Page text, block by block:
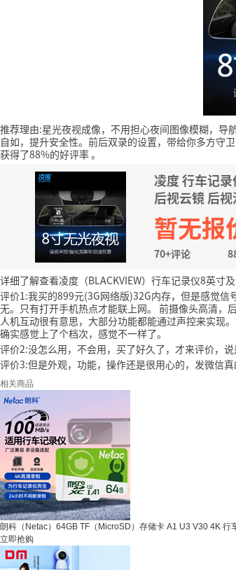
推荐理由:星光夜视成像，不用担心夜间图像模糊，
自如，提升安全性。前后双录的设置，带给你多方守卫
获得了88%的好评率。
凌度 行车记
后视云镜 后
暂无报
70+评论
详细了解查看凌度（BLACKVIEW）行车记录仪8英寸
评价1:我买的899元(3G网络版)32G内存，但是感觉
无。只有打开手机热点才能联上网。 前摄像头高清，
人机互动很有意思，大部分功能都能通过声控来实现
确实感觉上了个档次，感觉不一样了。
评价2:没怎么用，不会用，买了好久了，才来评价，
评价3:但是外观，功能，操作还是很用心的，发微信
相关商品
朗科（Netac）64GB TF（MicroSD）存储卡 A1 U3 V30 4K
立即抢购